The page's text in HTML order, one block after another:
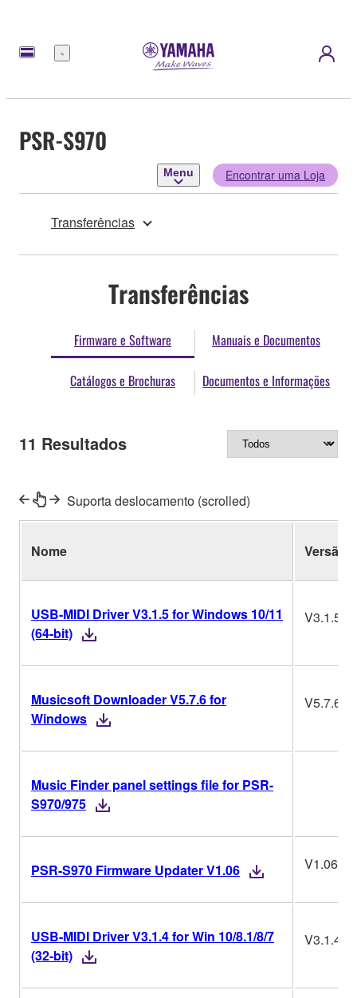
Menu
PSR-S970
Menu Encontrar uma Loja
Transferências
Transferências
Firmware e Software Manuais e Documentos
Catálogos e Brochuras Documentos e Informações
11 Resultados
Suporta deslocamento (scrolled)
Nome Versão
USB-MIDI Driver V3.1.5 for Windows 10/11
(64-bit)
V3.1.5
Musicsoft Downloader V5.7.6 for
Windows
V5.7.6
Music Finder panel settings file for PSR-
S970/975
PSR-S970 Firmware Updater V1.06 V1.06
USB-MIDI Driver V3.1.4 for Win 10/8.1/8/7
(32-bit)
V3.1.4